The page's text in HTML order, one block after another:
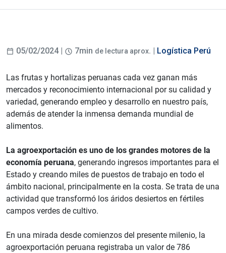
05/02/2024 | 7min de lectura aprox. | Logística Perú
Las frutas y hortalizas peruanas cada vez ganan más
mercados y reconocimiento internacional por su calidad y
variedad, generando empleo y desarrollo en nuestro país,
además de atender la inmensa demanda mundial de
alimentos.
La agroexportación es uno de los grandes motores de la
economía peruana, generando ingresos importantes para el
Estado y creando miles de puestos de trabajo en todo el
ámbito nacional, principalmente en la costa. Se trata de una
actividad que transformó los áridos desiertos en fértiles
campos verdes de cultivo.
En una mirada desde comienzos del presente milenio, la
agroexportación peruana registraba un valor de 786